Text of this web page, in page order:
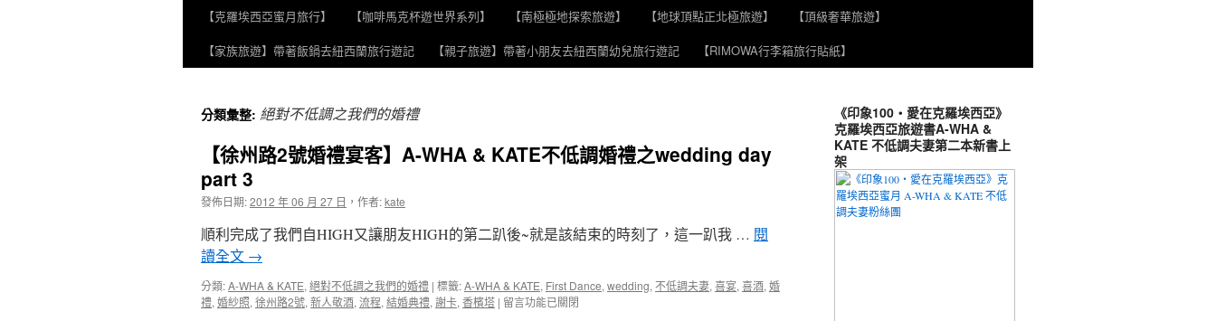
內
【克羅埃西亞蜜月旅行】
【咖啡馬克杯遊世界系列】 【南極極地探索旅遊】 【地球頂點正北極旅遊】
【頂級奢華旅遊】
【家族旅遊】帶著飯鍋去紐西蘭旅行遊記
【親子旅遊】帶著小朋友去紐西蘭幼兒旅行遊記 【RIMOWA行李箱旅行貼紙】
分類彙整: 絕對不低調之我們的婚禮
【徐州路2號婚禮宴客】A-WHA & KATE不低調婚禮之wedding day
part 3
發佈日期:2012 年 06 月 27 日 ， 作者:kate
順利完成了我們自HIGH又讓朋友HIGH的第二趴後~就是該結束的時刻了，這一趴我 … 閱
讀全文 →
分類:A-WHA & KATE, 絕對不低調之我們的婚禮 | 標籤:A-WHA & KATE, First Dance, wedding, 不低調夫妻, 喜宴, 喜酒, 婚
禮, 婚紗照, 徐州路2號, 新人敬酒, 流程, 結婚典禮, 謝卡, 香檳塔 | 在
留言功能已關閉
《印象100‧愛在克羅埃西亞》
克羅埃西亞旅遊書A-WHA &
KATE 不低調夫妻第二本新書上
架